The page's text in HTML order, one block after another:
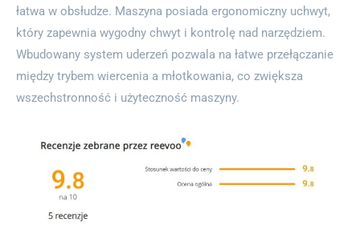
łatwa w obsłudze. Maszyna posiada ergonomiczny uchwyt,
który zapewnia wygodny chwyt i kontrolę nad narzędziem.
Wbudowany system uderzeń pozwala na łatwe przełączanie
między trybem wiercenia a młotkowania, co zwiększa
wszechstronność i użyteczność maszyny.